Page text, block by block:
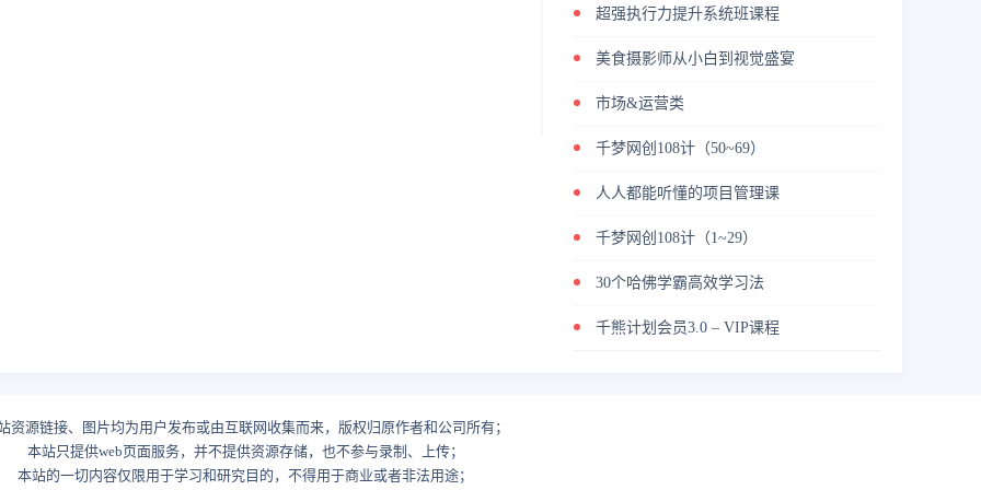
超强执行力提升系统班课程
美食摄影师从小白到视觉盛宴
市场&运营类
千梦网创108计（50~69）
人人都能听懂的项目管理课
千梦网创108计（1~29）
30个哈佛学霸高效学习法
千熊计划会员3.0 – VIP课程
资源链接、图片均为用户发布或由互联网收集而来，版权归原作者和公司所有；
本站只提供web页面服务，并不提供资源存储，也不参与录制、上传；
本站的一切内容仅限用于学习和研究目的，不得用于商业或者非法用途；